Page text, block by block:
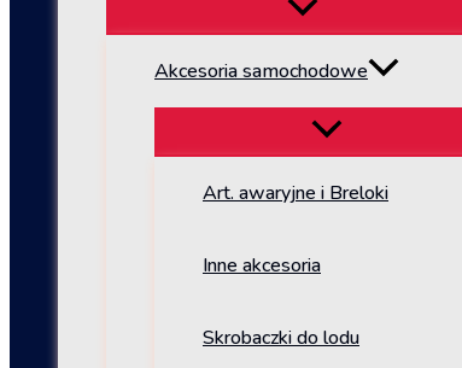
Akcesoria samochodowe
Art. awaryjne i Breloki
Inne akcesoria
Skrobaczki do lodu